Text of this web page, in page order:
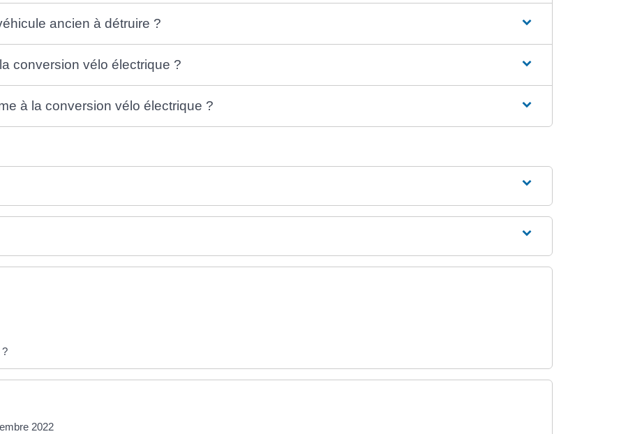
ancien à détruire ?
conversion vélo électrique ?
à la conversion vélo électrique ?
?
2022